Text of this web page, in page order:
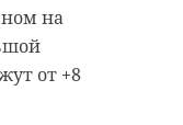
на
от +8
с
и купил
МВД по
в